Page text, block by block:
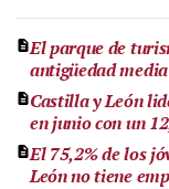
El parque de
antigüedad
Castilla y León
en junio con un
El 75,2% de los
León no tiene